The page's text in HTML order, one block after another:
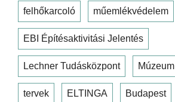
felhőkarcoló műemlékvédelem
EBI Építésaktivitási Jelentés
Lechner Tudásközpont Múzeum
tervek ELTINGA Budapest